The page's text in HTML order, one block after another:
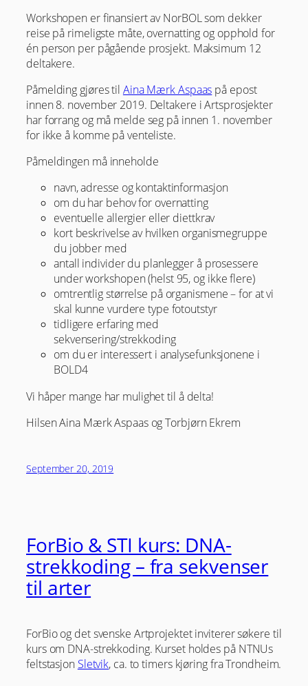
Workshopen er finansiert av NorBOL som dekker
reise på rimeligste måte, overnatting og opphold for
én person per pågående prosjekt. Maksimum 12
deltakere.
Påmelding gjøres til Aina Mærk Aspaas på epost
innen 8. november 2019. Deltakere i Artsprosjekter
har forrang og må melde seg på innen 1. november
for ikke å komme på venteliste.
Påmeldingen må inneholde
navn, adresse og kontaktinformasjon
om du har behov for overnatting
eventuelle allergier eller diettkrav
kort beskrivelse av hvilken organismegruppe
du jobber med
antall individer du planlegger å prosessere
under workshopen (helst 95, og ikke flere)
omtrentlig størrelse på organismene – for at vi
skal kunne vurdere type fotoutstyr
tidligere erfaring med
sekvensering/strekkoding
om du er interessert i analysefunksjonene i
BOLD4
Vi håper mange har mulighet til å delta!
Hilsen Aina Mærk Aspaas og Torbjørn Ekrem
September 20, 2019
ForBio & STI kurs: DNA-
strekkoding – fra sekvenser
til arter
ForBio og det svenske Artprojektet inviterer søkere til
kurs om DNA-strekkoding. Kurset holdes på NTNUs
feltstasjon Sletvik, ca. to timers kjøring fra Trondheim.